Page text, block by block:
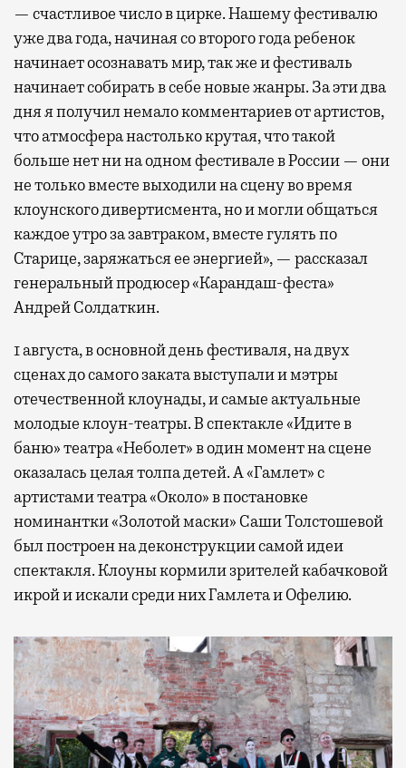
— счастливое число в цирке. Нашему фестивалю
уже два года, начиная со второго года ребенок
начинает осознавать мир, так же и фестиваль
начинает собирать в себе новые жанры. За эти два
дня я получил немало комментариев от артистов,
что атмосфера настолько крутая, что такой
больше нет ни на одном фестивале в России — они
не только вместе выходили на сцену во время
клоунского дивертисмента, но и могли общаться
каждое утро за завтраком, вместе гулять по
Старице, заряжаться ее энергией», — рассказал
генеральный продюсер «Карандаш-феста»
Андрей Солдаткин.
1 августа, в основной день фестиваля, на двух
сценах до самого заката выступали и мэтры
отечественной клоунады, и самые актуальные
молодые клоун-театры. В спектакле «Идите в
баню» театра «Неболет» в один момент на сцене
оказалась целая толпа детей. А «Гамлет» с
артистами театра «Около» в постановке
номинантки «Золотой маски» Саши Толстошевой
был построен на деконструкции самой идеи
спектакля. Клоуны кормили зрителей кабачковой
икрой и искали среди них Гамлета и Офелию.